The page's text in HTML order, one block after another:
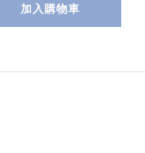
加入購物車